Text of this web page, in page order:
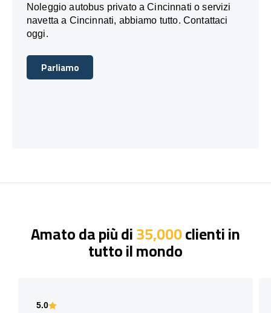
Noleggio autobus privato a Cincinnati o servizi
navetta a Cincinnati, abbiamo tutto. Contattaci
oggi.
Parliamo
Parliamo
Amato da più di35,000clienti in
tutto il mondo
5.0